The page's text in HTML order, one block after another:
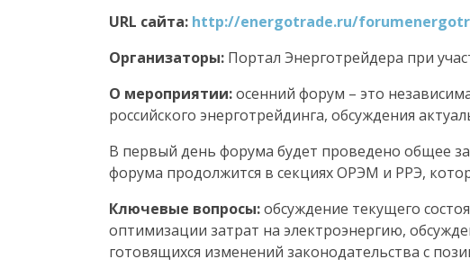
URL сайта: http://energotrade.ru/
Организаторы: Портал Энерготрейдера при
О мероприятии:осенний форум – это
российского энерготрейдинга, обсуждения
В первый день форума будет проведено общее
форума продолжится в секциях ОРЭМ и РРЭ,
Ключевые вопросы:обсуждение текущего
оптимизации затрат на электроэнергию,
готовящихся изменений законодательства с